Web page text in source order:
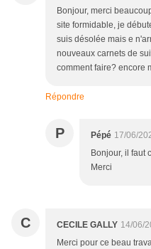
Bonjour, merci
site formidable, je
suis désolée mais e
nouveaux carnets de
comment faire? encore
Répondre
P Pépé 17/06/
Bonjour, il faut
Merci
C CECILE GALLY 14/06/
Merci pour ce beau